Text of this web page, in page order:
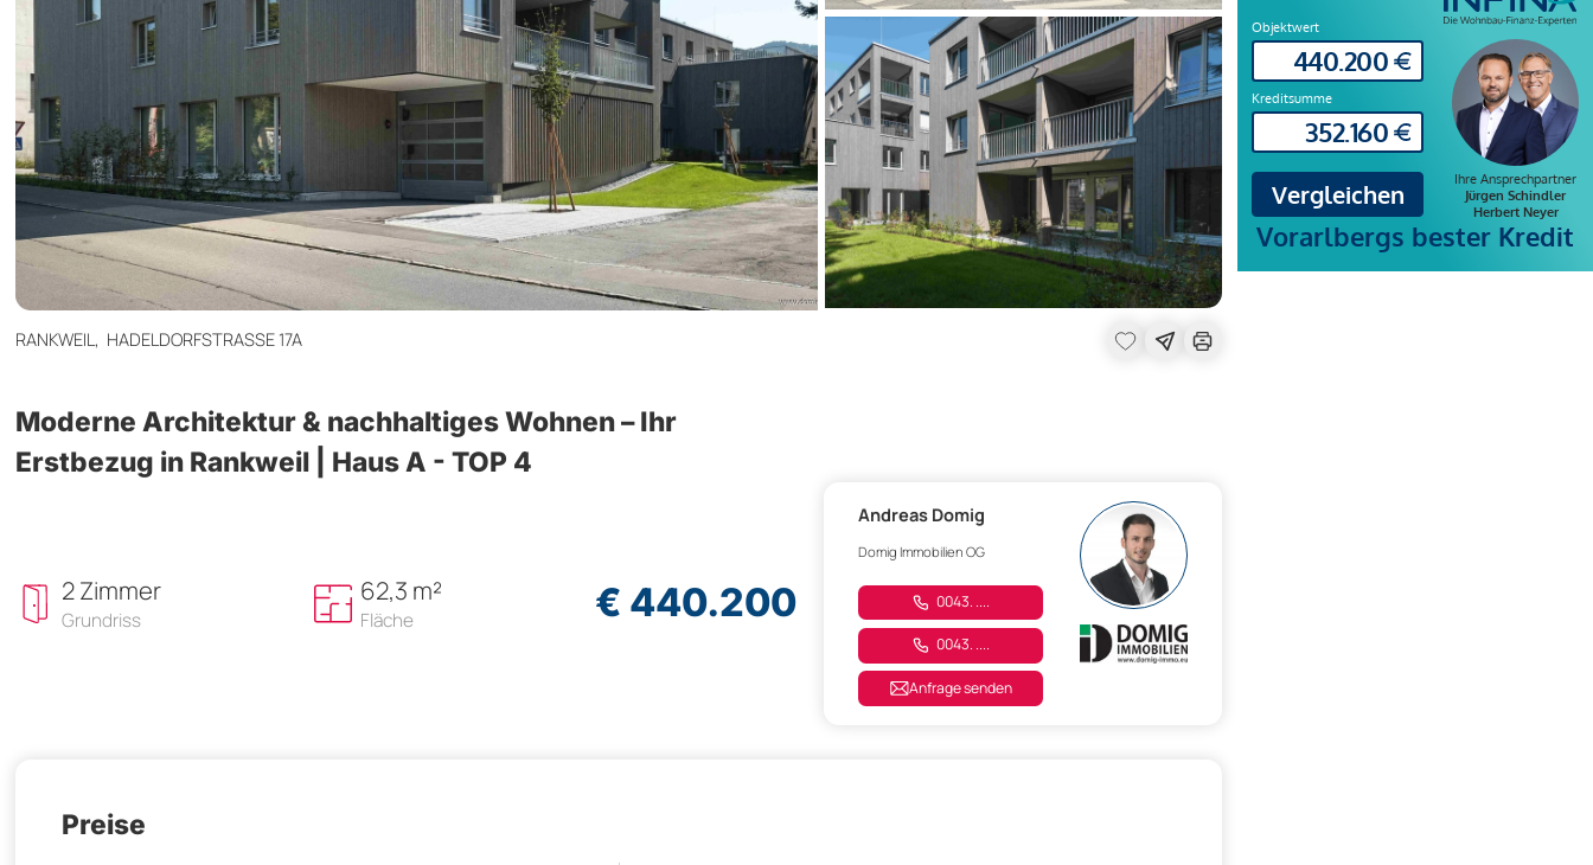
RANKWEIL, HADELDORFSTRASSE 17A
Moderne Architektur & nachhaltiges Wohnen – Ihr
Erstbezug in Rankweil | Haus A - TOP 4
2 Zimmer
Grundriss
62,3 m²
Fläche € 440.200
Andreas Domig
Domig Immobilien OG
0043. ....
0043. ....
Anfrage senden
Preise